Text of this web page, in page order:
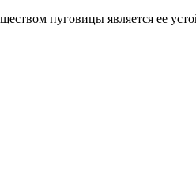
пуговицы является ее